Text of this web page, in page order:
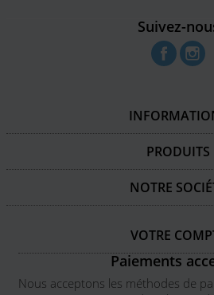
Suivez-
PRODUITS
NOTRE
VOTRE
Paiements
Nous acceptons les méthodes de